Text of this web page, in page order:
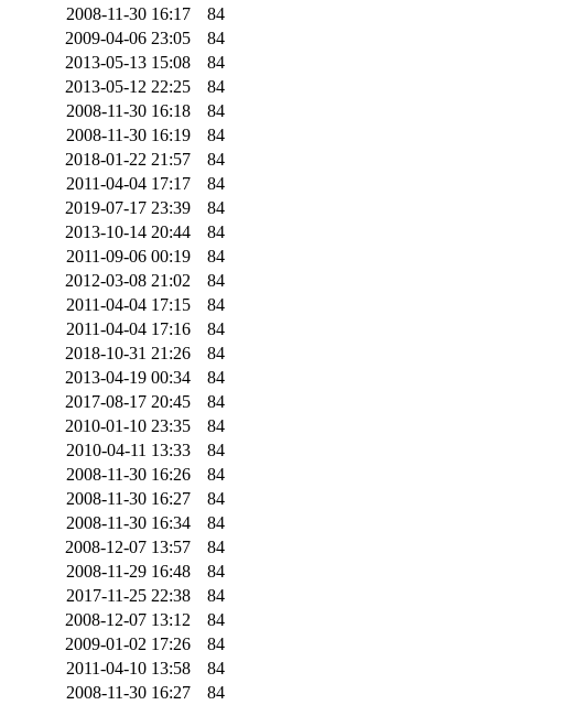
2008-11-30 16:17
84
2009-04-06 23:05
84
2013-05-13 15:08
84
2013-05-12 22:25
84
2008-11-30 16:18
84
2008-11-30 16:19
84
2018-01-22 21:57
84
2011-04-04 17:17
84
2019-07-17 23:39
84
2013-10-14 20:44
84
2011-09-06 00:19
84
2012-03-08 21:02
84
2011-04-04 17:15
84
2011-04-04 17:16
84
2018-10-31 21:26
84
2013-04-19 00:34
84
2017-08-17 20:45
84
2010-01-10 23:35
84
2010-04-11 13:33
84
2008-11-30 16:26
84
2008-11-30 16:27
84
2008-11-30 16:34
84
2008-12-07 13:57
84
2008-11-29 16:48
84
2017-11-25 22:38
84
2008-12-07 13:12
84
2009-01-02 17:26
84
2011-04-10 13:58
84
2008-11-30 16:27
84